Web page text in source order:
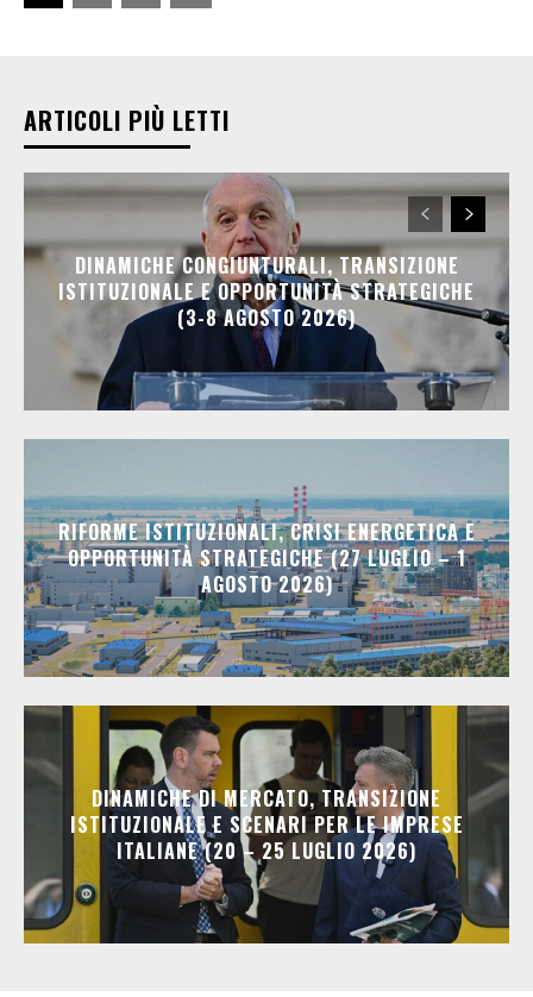
ARTICOLI PIÙ LETTI
DINAMICHE CONGIUNTURALI, TRANSIZIONE
ISTITUZIONALE E OPPORTUNITÀ STRATEGICHE
(3-8 AGOSTO 2026)
RIFORME ISTITUZIONALI, CRISI ENERGETICA E
OPPORTUNITÀ STRATEGICHE (27 LUGLIO – 1
AGOSTO 2026)
DINAMICHE DI MERCATO, TRANSIZIONE
ISTITUZIONALE E SCENARI PER LE IMPRESE
ITALIANE (20 – 25 LUGLIO 2026)